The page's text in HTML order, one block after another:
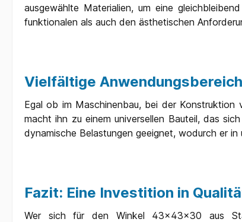
ausgewählte Materialien, um eine
funktionalen als auch den ästhetischen
Vielfältige
Egal ob im Maschinenbau, bei der
macht ihn zu einem universellen Bauteil, das
dynamische Belastungen geeignet, wodurch er
Fazit: Eine Investition in
Wer sich für den Winkel 43x43x30 aus